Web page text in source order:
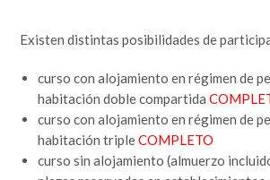
Existen distintas posibilidades de
curso con alojamiento en régimen de
habitación doble compartida
curso con alojamiento en régimen de
habitación tripleCOMPLETO
curso sin alojamiento (almuerzo